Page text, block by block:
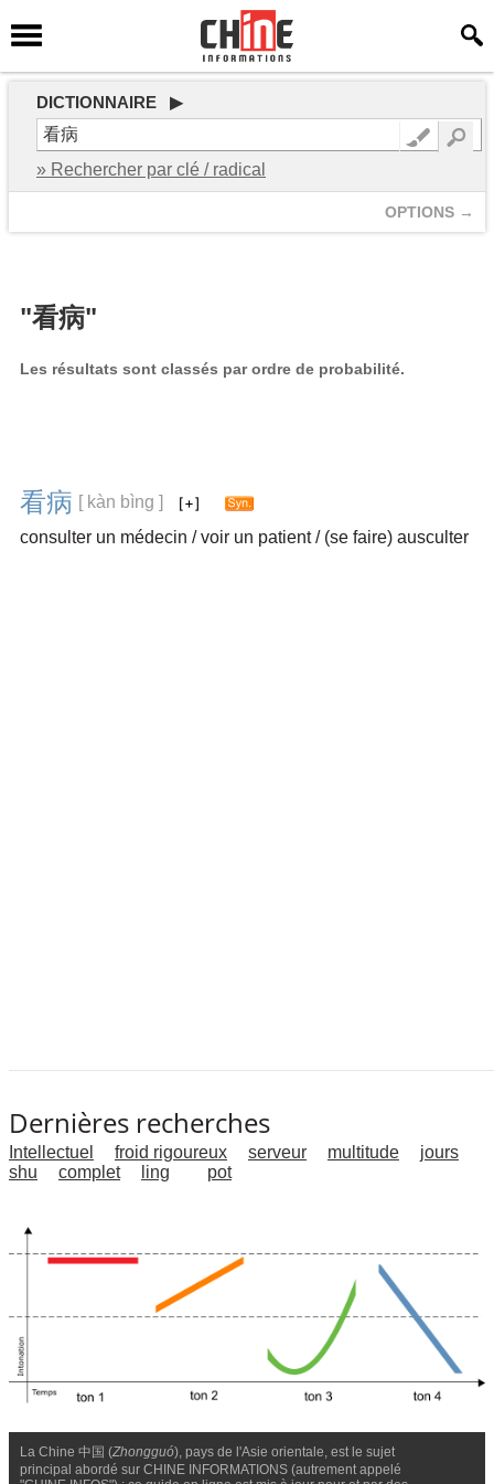
DICTIONNAIRE ▶
» Rechercher par clé / radical
OPTIONS →
"看病"
Les résultats sont classés par ordre de probabilité.
看病 [ kàn bìng ]
consulter un médecin / voir un patient / (se faire) ausculter
Dernières recherches
Intellectuel froid rigoureux serveur multitude
jours
shu
complet ling pot
La Chine 中国 (Zhongguó), pays de l'Asie orientale, est le sujet
principal abordé sur CHINE INFORMATIONS (autrement appelé